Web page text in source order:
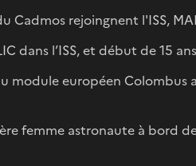
Cadmos rejoingnent l'ISS,
dans l’ISS, et début de 15
module européen Colombus
femme astronaute à bord